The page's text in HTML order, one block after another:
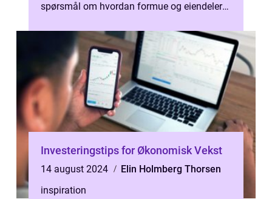
spørsmål om hvordan formue og eiendeler
Investeringstips for Økonomisk Vekst
14 august 2024
Elin Holmberg Thorsen
inspiration